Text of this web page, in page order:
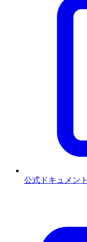
公式ドキュメント